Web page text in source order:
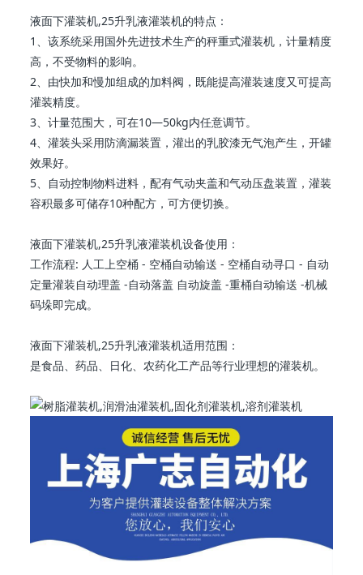
液面下灌装机,25升乳液灌装机的特点：
1、该系统采用国外先进技术生产的秤重式灌装机，计量精度
高，不受物料的影响。
2、由快加和慢加组成的加料阀，既能提高灌装速度又可提高
灌装精度。
3、计量范围大，可在10—50kg内任意调节。
4、灌装头采用防滴漏装置，灌出的乳胶漆无气泡产生，开罐
效果好。
5、自动控制物料进料，配有气动夹盖和气动压盘装置，灌装
容积最多可储存10种配方，可方便切换。
液面下灌装机,25升乳液灌装机设备使用：
工作流程: 人工上空桶 - 空桶自动输送 - 空桶自动寻口 - 自动
定量灌装自动理盖 -自动落盖 自动旋盖 -重桶自动输送 -机械
码垛即完成。
液面下灌装机,25升乳液灌装机适用范围：
是食品、药品、日化、农药化工产品等行业理想的灌装机。